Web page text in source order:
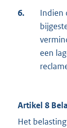
6.
Indien
een
Artikel 8
Het